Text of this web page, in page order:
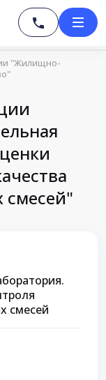
"Жилищно-
смесей"
смесей